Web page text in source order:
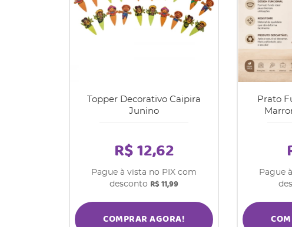
Topper Decorativo Caipira
Junino
R$ 12,62
Pague à vista no PIX com
desconto R$ 11,99
COMPRAR AGORA!
Prato
Pague